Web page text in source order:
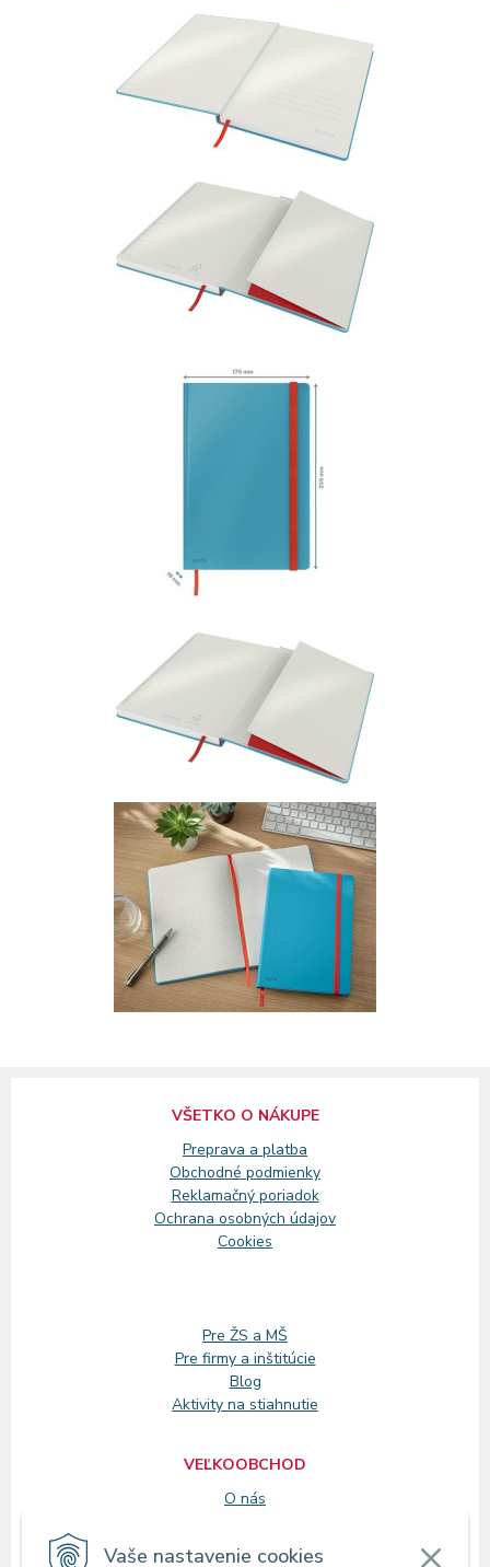
Vaše nastavenie cookies
VŠETKO O NÁKUPE
Preprava a platba
Obchodné podmienky
Reklamačný poriadok
Ochrana osobných údajov
Cookies
Pre ŽS a MŠ
Pre firmy a inštitúcie
Blog
Aktivity na stiahnutie
VEĽKOOBCHOD
O nás